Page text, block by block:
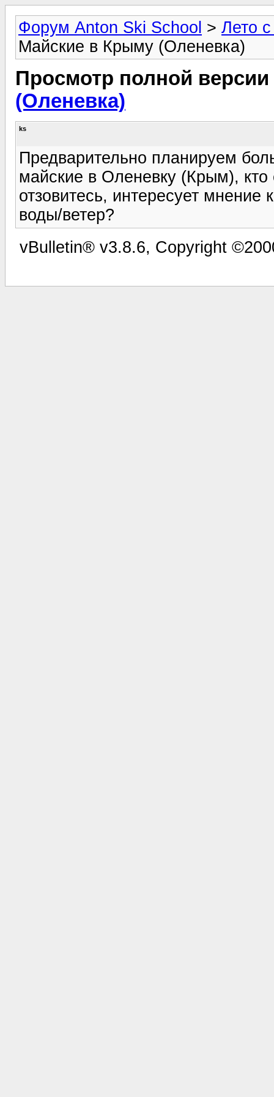
Форум Anton Ski School > Лето
Майские в Крыму (Оленевка)
Просмотр полной
(Оленевка)
ks
Предварительно планируем
майские в Оленевку (Крым),
отзовитесь, интересует мнение
воды/ветер?
vBulletin® v3.8.6, Copyright